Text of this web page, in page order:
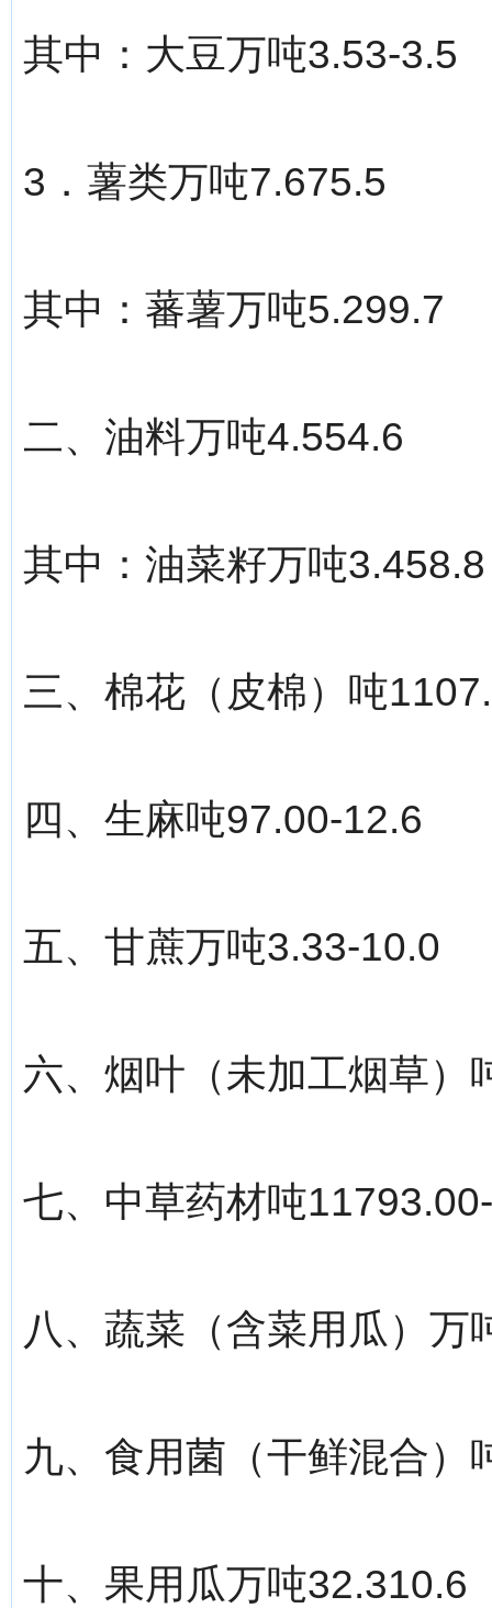
其中：大豆万吨3.53-3.5
3．薯类万吨7.675.5
其中：蕃薯万吨5.299.7
二、油料万吨4.554.6
其中：油菜籽万吨3.458.8
三、棉花（皮棉）吨
四、生麻吨97.00-12.6
五、甘蔗万吨3.33-10.0
六、烟叶（未加工烟草）
七、中草药材吨
八、蔬菜（含菜用瓜）万
九、食用菌（干鲜混合）
十、果用瓜万吨32.310.6